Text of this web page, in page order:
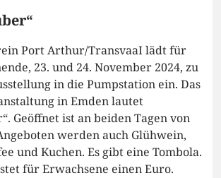
Port Arthur/TransvaaI lädt für
23. und 24. November 2024, zu
in die Pumpstation ein. Das
in Emden lautet
Geöffnet ist an beiden Tagen von
werden auch Glühwein,
und Kuchen. Es gibt eine Tombola.
für Erwachsene einen Euro.